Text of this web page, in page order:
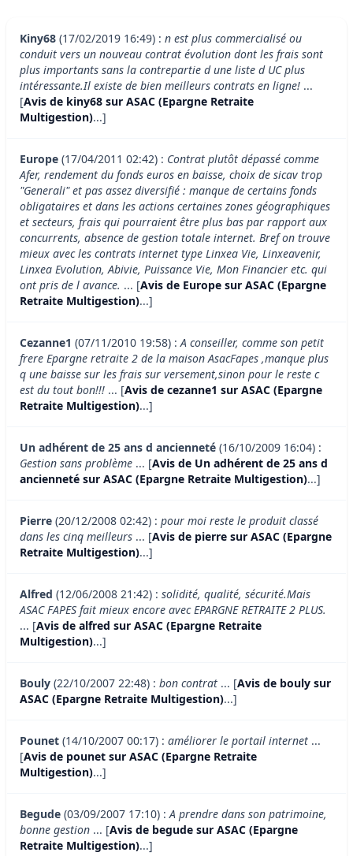
Kiny68 (17/02/2019 16:49) : n est plus commercialisé ou
conduit vers un nouveau contrat évolution dont les frais sont
plus importants sans la contrepartie d une liste d UC plus
intéressante.Il existe de bien meilleurs contrats en ligne! ...
[Avis de kiny68 sur ASAC (Epargne Retraite
Multigestion)...]
Europe (17/04/2011 02:42) : Contrat plutôt dépassé comme
Afer, rendement du fonds euros en baisse, choix de sicav trop
"Generali" et pas assez diversifié : manque de certains fonds
obligataires et dans les actions certaines zones géographiques
et secteurs, frais qui pourraient être plus bas par rapport aux
concurrents, absence de gestion totale internet. Bref on trouve
mieux avec les contrats internet type Linxea Vie, Linxeavenir,
Linxea Evolution, Abivie, Puissance Vie, Mon Financier etc. qui
ont pris de l avance. ... [Avis de Europe sur ASAC (Epargne
Retraite Multigestion)...]
Cezanne1 (07/11/2010 19:58) :A conseiller, comme son petit
frere Epargne retraite 2 de la maison AsacFapes ,manque plus
q une baisse sur les frais sur versement,sinon pour le reste c
est du tout bon!!! ... [Avis de cezanne1 sur ASAC (Epargne
Retraite Multigestion)...]
Un adhérent de 25 ans d ancienneté (16/10/2009 16:04) :
Gestion sans problème ... [Avis de Un adhérent de 25 ans d
ancienneté sur ASAC (Epargne Retraite Multigestion)...]
Pierre (20/12/2008 02:42) : pour moi reste le produit classé
dans les cinq meilleurs ... [Avis de pierre sur ASAC (Epargne
Retraite Multigestion)...]
Alfred (12/06/2008 21:42) : solidité, qualité, sécurité.Mais
ASAC FAPES fait mieux encore avec EPARGNE RETRAITE 2 PLUS.
... [Avis de alfred sur ASAC (Epargne Retraite
Multigestion)...]
Bouly (22/10/2007 22:48) : bon contrat ... [Avis de bouly sur
ASAC (Epargne Retraite Multigestion)...]
Pounet (14/10/2007 00:17) : améliorer le portail internet ...
[Avis de pounet sur ASAC (Epargne Retraite
Multigestion)...]
Begude (03/09/2007 17:10) :A prendre dans son patrimoine,
bonne gestion ... [Avis de begude sur ASAC (Epargne
Retraite Multigestion)...]